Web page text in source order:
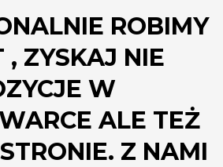
ROBIMY
, ZYSKAJ NIE
W
ALE TEŻ
Z NAMI